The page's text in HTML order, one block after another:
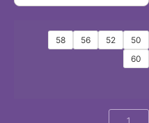
50
52
56
58
60